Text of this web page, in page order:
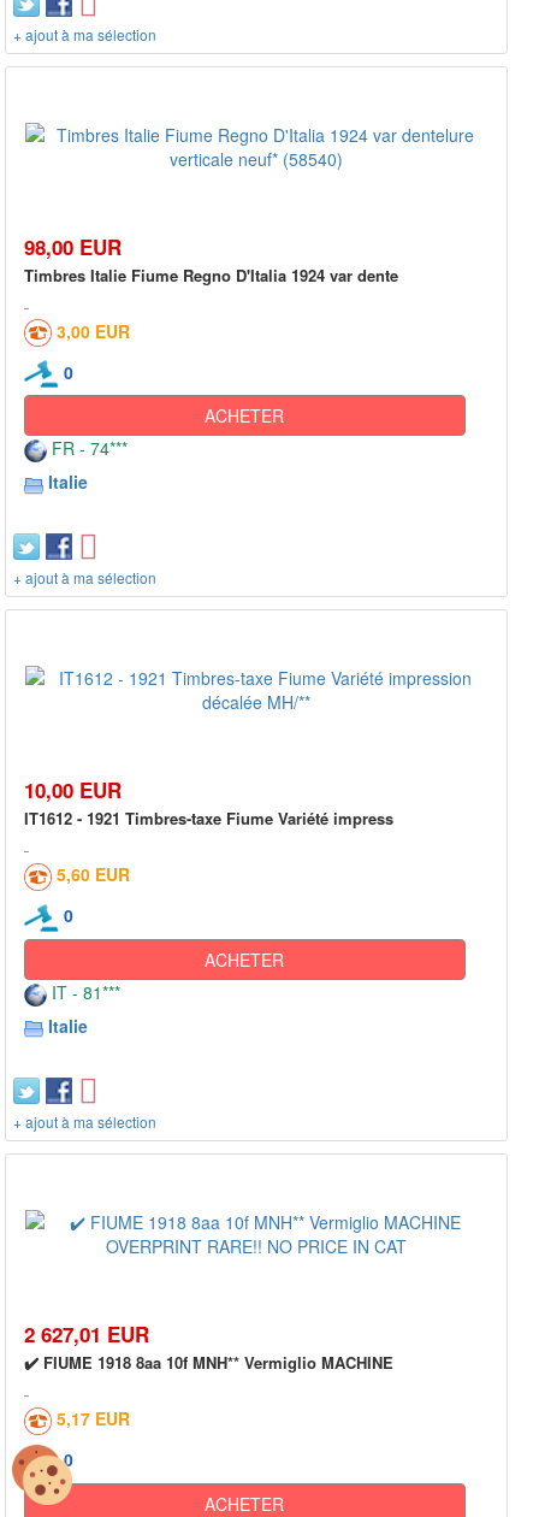
+ ajout à ma sélection
98,00 EUR
Timbres Italie Fiume Regno D'Italia 1924 var dente
3,00 EUR
0
ACHETER
FR - 74***
Italie
+ ajout à ma sélection
10,00 EUR
IT1612 - 1921 Timbres-taxe Fiume Variété impress
5,60 EUR
0
ACHETER
IT - 81***
Italie
+ ajout à ma sélection
2 627,01 EUR
✔️ FIUME 1918 8aa 10f MNH** Vermiglio MACHINE
5,17 EUR
0
ACHETER